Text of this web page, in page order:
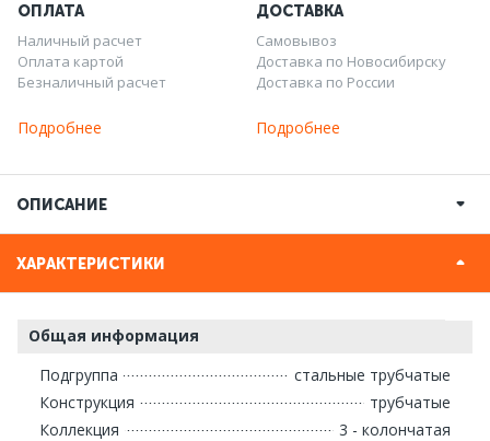
ОПЛАТА
Наличный расчет
Оплата картой
Безналичный расчет
Подробнее
ДОСТАВКА
Самовывоз
Доставка по Новосибирску
Доставка по России
Подробнее
ОПИСАНИЕ
ХАРАКТЕРИСТИКИ
Общая информация
Подгруппа
стальные трубчатые
Конструкция
трубчатые
Коллекция
3 - колончатая